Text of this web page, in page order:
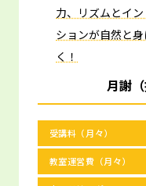
力、リズムとイ
ションが自然と
く！
月謝
受講料（月々）
教室運営費（月々）